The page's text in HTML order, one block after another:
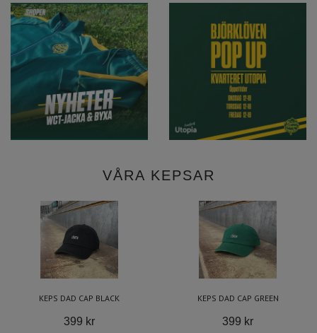
VÅRA KEPSAR
KEPS DAD CAP BLACK
399 kr
KEPS DAD CAP GREEN
399 kr